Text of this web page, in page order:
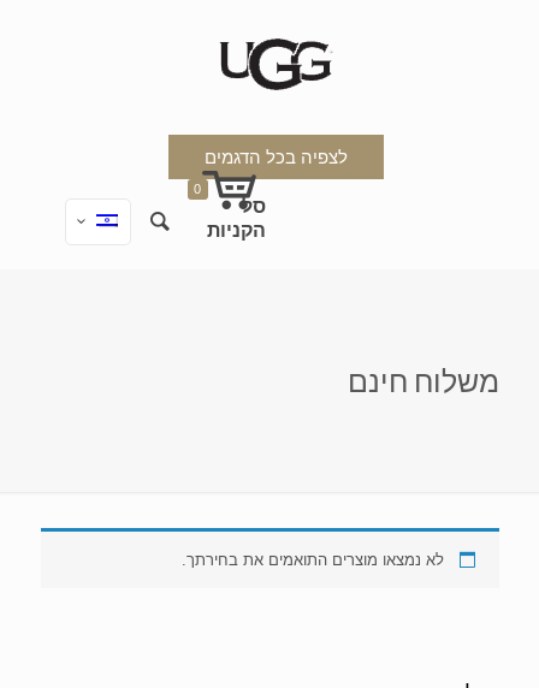
לצפיה בכל הדגמים
0
משלוח חינם
לא נמצאו מוצרים התואמים את בחירתך.